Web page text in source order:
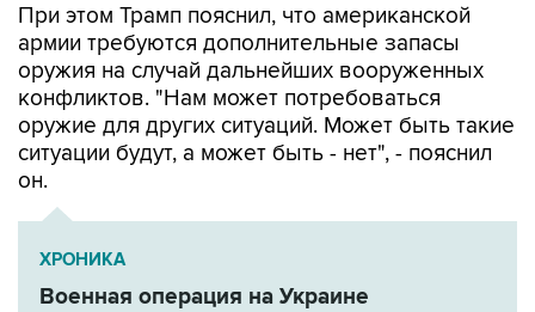
При этом Трамп пояснил, что американской
армии требуются дополнительные запасы
оружия на случай дальнейших вооруженных
конфликтов. "Нам может потребоваться
оружие для других ситуаций. Может быть такие
ситуации будут, а может быть - нет", - пояснил
он.
ХРОНИКА
Военная операция на Украине